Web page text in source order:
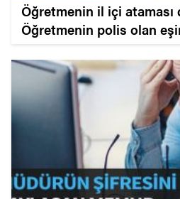
Öğretmenin il içi ataması
Öğretmenin polis olan